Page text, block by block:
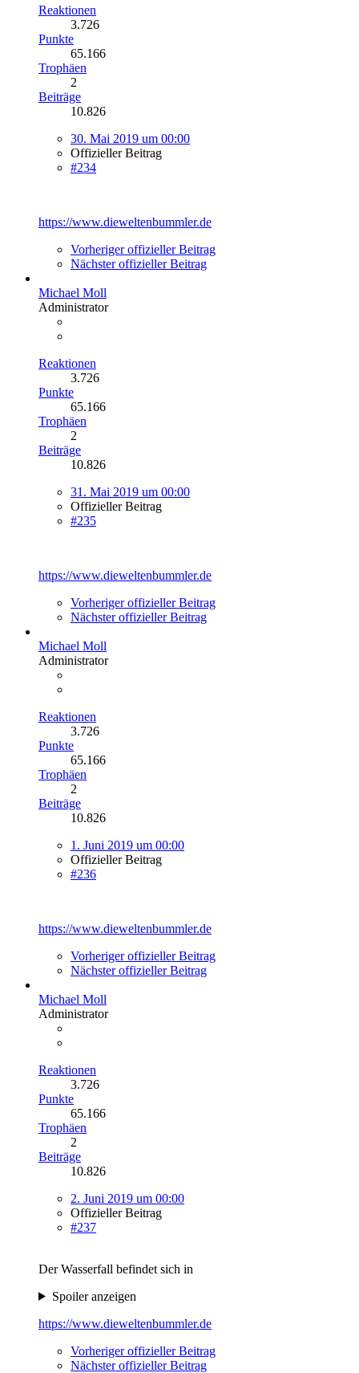
Reaktionen
3.726
Punkte
65.166
Trophäen
2
Beiträge
10.826
30. Mai 2019 um 00:00
Offizieller Beitrag
#234
https://www.dieweltenbummler.de
Vorheriger offizieller Beitrag
Nächster offizieller Beitrag
Michael Moll
Administrator
Reaktionen
3.726
Punkte
65.166
Trophäen
2
Beiträge
10.826
31. Mai 2019 um 00:00
Offizieller Beitrag
#235
https://www.dieweltenbummler.de
Vorheriger offizieller Beitrag
Nächster offizieller Beitrag
Michael Moll
Administrator
Reaktionen
3.726
Punkte
65.166
Trophäen
2
Beiträge
10.826
1. Juni 2019 um 00:00
Offizieller Beitrag
#236
https://www.dieweltenbummler.de
Vorheriger offizieller Beitrag
Nächster offizieller Beitrag
Michael Moll
Administrator
Reaktionen
3.726
Punkte
65.166
Trophäen
2
Beiträge
10.826
2. Juni 2019 um 00:00
Offizieller Beitrag
#237
Der Wasserfall befindet sich in
Spoiler anzeigen
https://www.dieweltenbummler.de
Vorheriger offizieller Beitrag
Nächster offizieller Beitrag